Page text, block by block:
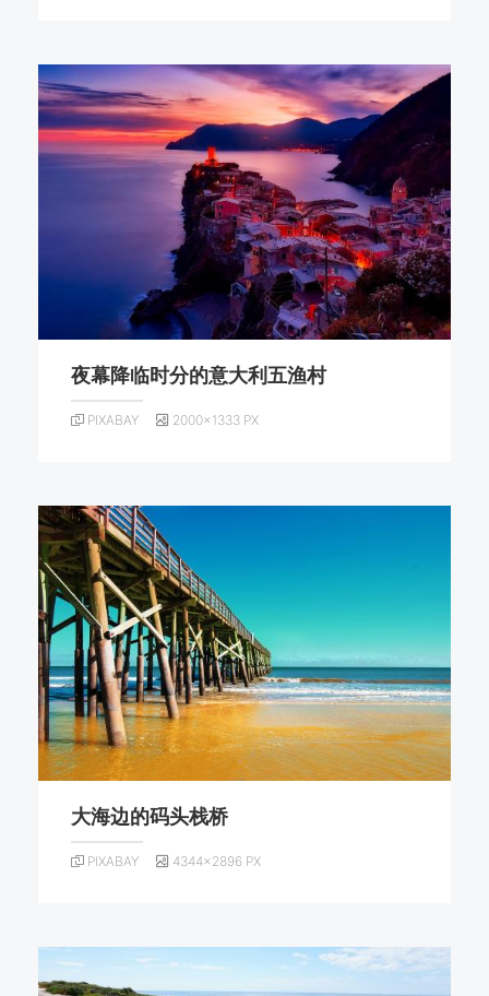
夜幕降临时分的意大利五渔村
PIXABAY 2000×1333 PX
大海边的码头栈桥
PIXABAY 4344×2896 PX